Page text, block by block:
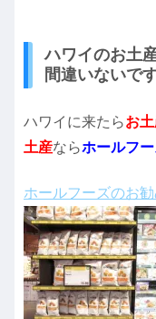
ハワイのお土
間違いないです
ハワイに来たらお
土産ならホールフ
ホールフーズのお